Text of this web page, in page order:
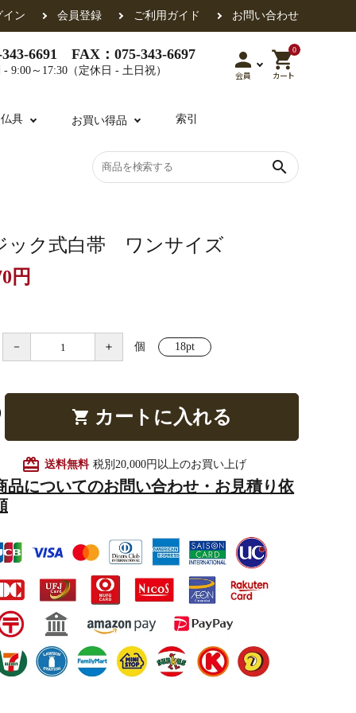
イン 会員登録 ご利用ガイド お問い合わせ
6691 FAX：075-343-6697
9:00～17:30（定休日 - 土日祝） person
会員
0
shopping_cart
カート
各派共通
得度・中仏用品
半装
仏具 讃佛歌掛図
掲示板・屋外用品・金
物
具 お買い得品 索引
search
ック式白帯 ワンサイズ
円
－ ＋ 個 18pt
shopping_cart カートに入れる
card_giftcard 送料無料 税別20,000円以上のお買い上げ
品についてのお問い合わせ・お見積り依